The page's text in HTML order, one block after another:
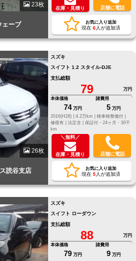
23枚
ェーブ
在庫・見積り 店舗に電話
お気に入り追加
現在 6人が追加済
26枚
読谷支店
スズキ
スイフト 1.2 スタイル-DJE
支払総額
79
万円
本体価格
74 万円
諸費用
5 万円
2016(H28) |
4.2万km |
検車検整備付 |
修復有 | 法定含 | 保証付・24ヶ月・30千
km
＼無料／
在庫・見積り 店舗に電話
お気に入り追加
現在 5人が追加済
スズキ
スイフト ローダウン
支払総額
88
万円
本体価格
79 万円
諸費用
9 万円